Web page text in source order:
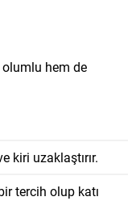
olumlu hem de
kiri uzaklaştırır.
tercih olup katı